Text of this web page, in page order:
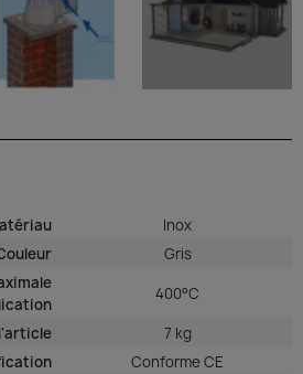
Inox
Gris
400°C
7 kg
Conforme CE